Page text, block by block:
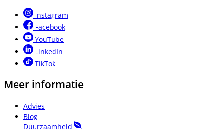
Instagram
Facebook
YouTube
LinkedIn
TikTok
Meer informatie
Advies
Blog
Duurzaamheid